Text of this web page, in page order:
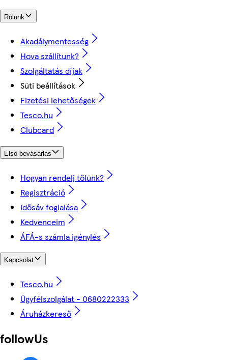
Rólunk
Akadálymentesség
Hova szállítunk?
Szolgáltatás díjak
Süti beállítások
Fizetési lehetőségek
Tesco.hu
Clubcard
Első bevásárlás
Hogyan rendelj tőlünk?
Regisztráció
Idősáv foglalása
Kedvenceim
ÁFÁ-s számla igénylés
Kapcsolat
Tesco.hu
Ügyfélszolgálat - 0680222333
Áruházkereső
followUs